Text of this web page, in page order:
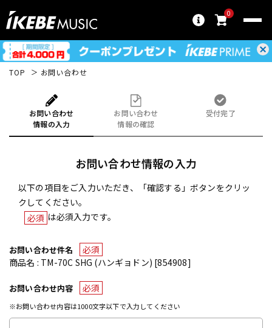
0
TOP お問い合わせ
お問い合わせ
情報の入力
お問い合わせ
情報の確認
受付完了
お問い合わせ情報の入力
以下の項目をご入力いただき、「確認する」ボタンをクリッ
クしてください。
必須 は必須入力です。
お問い合わせ件名
必須
商品名 : TM-70C SHG (ハンギョドン) [854908]
お問い合わせ内容 必須
※お問い合わせ内容は1000文字以下で入力してください